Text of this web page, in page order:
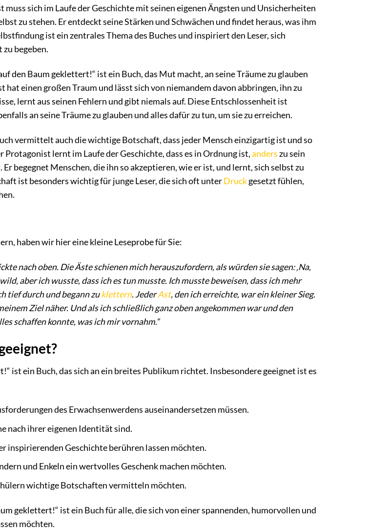
muss sich im Laufe der Geschichte mit seinen eigenen Ängsten und Unsicherheiten
zu stehen. Er entdeckt seine Stärken und Schwächen und findet heraus, was ihm
ist ein zentrales Thema des Buches und inspiriert den Leser, sich
zu begeben.
den Baum geklettert!“ ist ein Buch, das Mut macht, an seine Träume zu glauben
hat einen großen Traum und lässt sich von niemandem davon abbringen, ihn zu
lernt aus seinen Fehlern und gibt niemals auf. Diese Entschlossenheit ist
an seine Träume zu glauben und alles dafür zu tun, um sie zu erreichen.
vermittelt auch die wichtige Botschaft, dass jeder Mensch einzigartig ist und so
lernt im Laufe der Geschichte, dass es in Ordnung ist,anderszu sein
begegnet Menschen, die ihn so akzeptieren, wie er ist, und lernt, sich selbst zu
ist besonders wichtig für junge Leser, die sich oft unterDruckgesetzt fühlen,
haben wir hier eine kleine Leseprobe für Sie:
nach oben. Die Äste schienen mich herauszufordern, als würden sie sagen: ‚Na,
aber ich wusste, dass ich es tun musste. Ich musste beweisen, dass ich mehr
tief durch und begann zuklettern. JederAst, den ich erreichte, war ein kleiner Sieg.
Ziel näher. Und als ich schließlich ganz oben angekommen war und den
schaffen konnte, was ich mir vornahm.“
ist ein Buch, das sich an ein breites Publikum richtet. Insbesondere geeignet ist es
des Erwachsenwerdens auseinandersetzen müssen.
nach ihrer eigenen Identität sind.
inspirierenden Geschichte berühren lassen möchten.
und Enkeln ein wertvolles Geschenk machen möchten.
wichtige Botschaften vermitteln möchten.
geklettert!“ ist ein Buch für alle, die sich von einer spannenden, humorvollen und
möchten.